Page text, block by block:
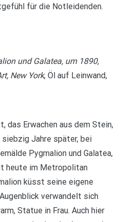
für die Notleidenden.
und Galatea, um 1890,
New York, Öl auf Leinwand,
das Erwachen aus dem Stein,
siebzig Jahre später, bei
Pygmalion und Galatea,
heute im Metropolitan
küsst seine eigene
verwandelt sich
Statue in Frau. Auch hier